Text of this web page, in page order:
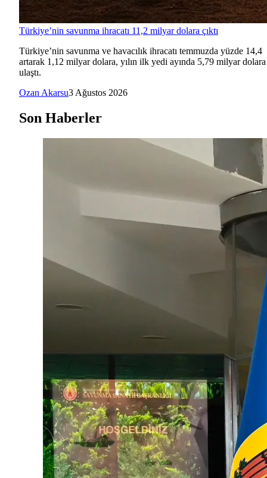
Türkiye’nin savunma ihracatı 11,2 milyar dolara çıktı
Türkiye’nin savunma ve havacılık ihracatı temmuzda yüzde 14,4
artarak 1,12 milyar dolara, yılın ilk yedi ayında 5,79 milyar dolara
ulaştı.
Ozan Akarsu3 Ağustos 2026
Son Haberler